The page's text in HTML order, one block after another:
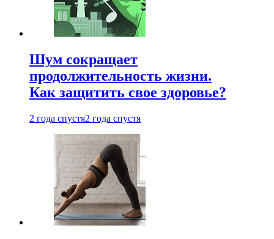
Шум сокращает
продолжительность жизни.
Как защитить свое здоровье?
2 года спустя2 года спустя